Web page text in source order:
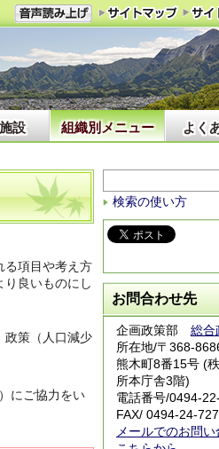
設 組織別メニュー よく
る項目や考え方
良いものにし
政策（人口減少
）にご協力をい
検索の使い方
お問合わせ先
企画政策部 総合
所在地/〒368-
熊木町8番15号 (
所本庁舎3階)
電話番号/0494-
FAX/ 0494-24-
メールでのお問